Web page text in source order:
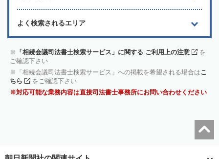
よく検索されるエリア
「相続会議司法書士検索サービス」に関する ご利用上の注意
を
ご確認下さい
「相続会議司法書士検索サービス」への掲載を希望される場合はこ
ちら
をご確認下さい
対応可能な業務内容は直接司法書士事務所にお問い合わせください